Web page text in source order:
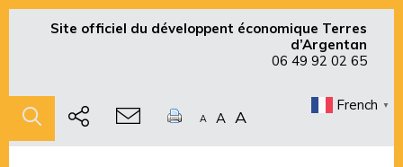
Site officiel du développent économique Terres
d’Argentan
06 49 92 02 65
A A A
French ▼